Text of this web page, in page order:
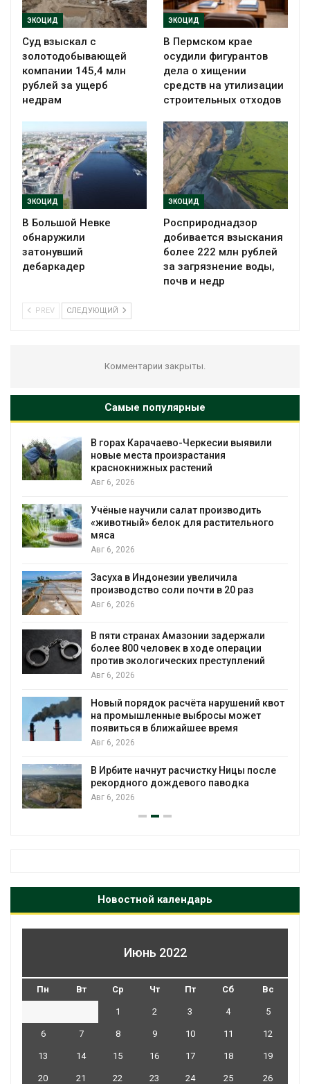
ЭКОЦИД
Суд взыскал с
золотодобывающей
компании 145,4 млн
рублей за ущерб
недрам
ЭКОЦИД
В Пермском крае
осудили фигурантов
дела о хищении
средств на утилизации
строительных отходов
ЭКОЦИД
В Большой Невке
обнаружили
затонувший
дебаркадер
ЭКОЦИД
Росприроднадзор
добивается взыскания
более 222 млн рублей
за загрязнение воды,
почв и недр
PREV СЛЕДУЮЩИЙ
Комментарии закрыты.
Самые популярные
В горах Карачаево-Черкесии выявили
новые места произрастания
краснокнижных растений
Авг 6, 2026
Учёные научили салат производить
«животный» белок для растительного
мяса
Авг 6, 2026
Засуха в Индонезии увеличила
производство соли почти в 20 раз
Авг 6, 2026
В пяти странах Амазонии задержали
более 800 человек в ходе операции
против экологических преступлений
Авг 6, 2026
Новый порядок расчёта нарушений квот
на промышленные выбросы может
появиться в ближайшее время
Авг 6, 2026
В Ирбите начнут расчистку Ницы после
рекордного дождевого паводка
Авг 6, 2026
Новостной календарь
Июнь 2022
Пн Вт Ср Чт Пт Сб Вс
1 2 3 4 5
6 7 8 9 10 11 12
13 14 15 16 17 18 19
20 21 22 23 24 25 26